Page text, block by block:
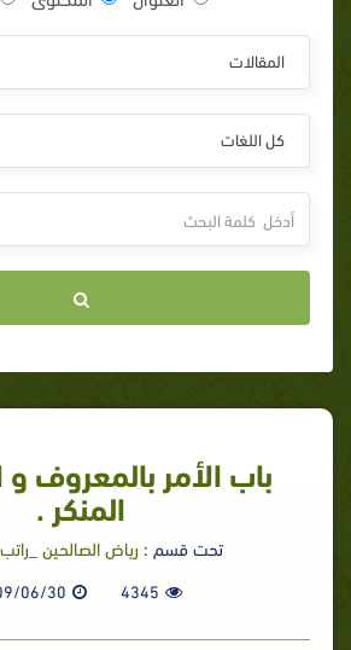
المقالات
كل اللغات
باب الأمر بالمعروف
المنكر .
تحت قسم : رياض الصالحين
4345
06/30